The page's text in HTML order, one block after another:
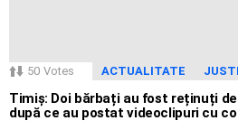
50 Votes ACTUALITATE
Timiș: Doi bărbați au fost reținuți
după ce au postat videoclipuri cu